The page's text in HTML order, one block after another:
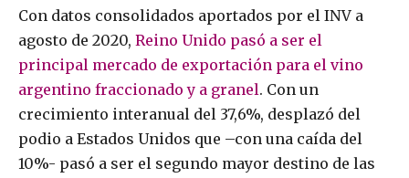
Con datos consolidados aportados por el INV a
agosto de 2020, Reino Unido pasó a ser el
principal mercado de exportación para el vino
argentino fraccionado y a granel. Con un
crecimiento interanual del 37,6%, desplazó del
podio a Estados Unidos que –con una caída del
10%- pasó a ser el segundo mayor destino de las